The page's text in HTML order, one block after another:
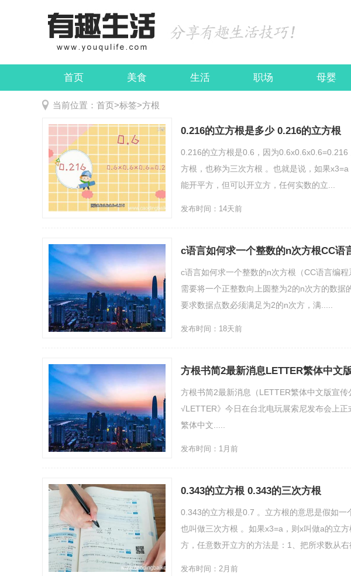
首页 美食 生活 职场 母婴
娱乐 民俗
当前位置： 首页>标签>方根
0.216的立方根是多少 0.216的立方根
0.216的立方根是0.6，因为
方根，也称为三次方根 。也就是说，如果
能开平方，但可以开立方，任何实数的立...
发布时间：14天前
c语言如何求一个整数的n次方根CC语
c语言如何求一个整数的n次方根（CC语言编
需要将一个正整数向上圆整为2的n次方的数据
要求数据点数必须满足为2的n次方，满.....
发布时间：18天前
方根书简2最新消息LETTER繁体中文
方根书简2最新消息（LETTER繁体中文版宣
√LETTER》今日在台北电玩展索尼发布会上
繁体中文.....
发布时间：1月前
0.343的立方根 0.343的三次方根
0.343的立方根是0.7 。立方根的意思是假如一
也叫做三次方根 。如果x3=a，则x叫做a的立
方，任意数开立方的方法是：1、把所求数从右
发布时间：2月前